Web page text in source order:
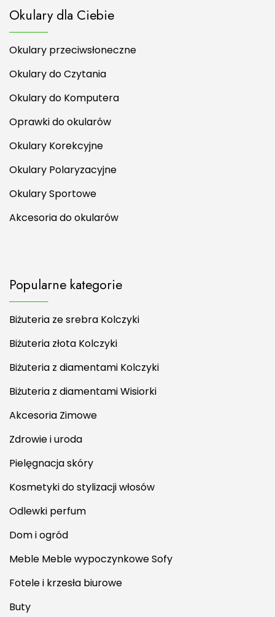
Okulary dla Ciebie
Okulary przeciwsłoneczne
Okulary do Czytania
Okulary do Komputera
Oprawki do okularów
Okulary Korekcyjne
Okulary Polaryzacyjne
Okulary Sportowe
Akcesoria do okularów
Popularne kategorie
Biżuteria ze srebra Kolczyki
Biżuteria złota Kolczyki
Biżuteria z diamentami Kolczyki
Biżuteria z diamentami Wisiorki
Akcesoria Zimowe
Zdrowie i uroda
Pielęgnacja skóry
Kosmetyki do stylizacji włosów
Odlewki perfum
Dom i ogród
Meble Meble wypoczynkowe Sofy
Fotele i krzesła biurowe
Buty